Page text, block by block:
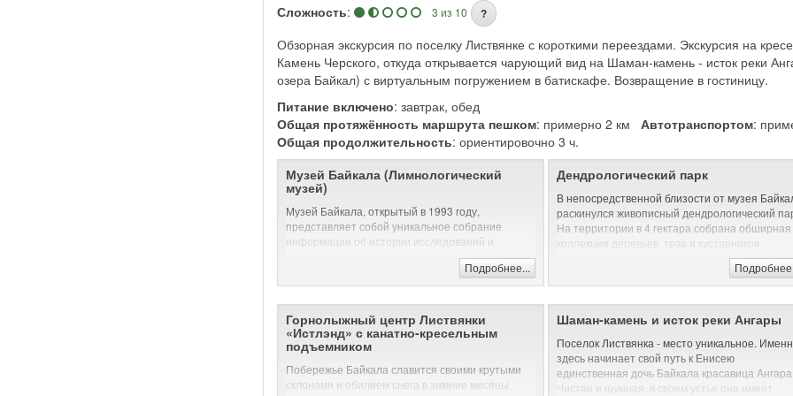
Автомобильная и/или пешая экскурсия (музеи)
Автомобильная и/или пешая экскурсия (на
Сложность: 3 из 10 ?
Обзорная экскурсия по поселку Листвянке с короткими переездами. Экскурсия на
Камень Черского, откуда открывается чарующий вид на Шаман-камень - исток реки
озера Байкал) с виртуальным погружением в батискафе. Возвращение в гостиницу.
Питание включено: завтрак, обед
Общая протяжённость маршрута пешком: примерно 2 км Автотранспортом:
Общая продолжительность: ориентировочно 3 ч.
Музей Байкала (Лимнологический
музей)
Музей Байкала, открытый в 1993 году,
представляет собой уникальное собрание
информации об истории исследований и
природе озера. Первые экспонаты музея
относятся к далекому 1925 году: именно в это
время была основана Байкальская экспедиция
РАН. И вот уже более 90 лет коллекция
регулярно пополняется различными
материалами, связанными с флорой и фауной
Байкала, а также с предметами культуры
Сотрудники музея принимают деятельное
Подробнее...
Дендрологический парк
В непосредственной близости от музея
раскинулся живописный дендрологический
На территории в 4 гектара собрана обширная
коллекция деревьев, трав и кустарников,
произрастающих в Прибайкалье. Для
передвижения по территории дендропарка
сооружены специальные деревянные
поручнями, приподнятые над землей,
смотровые площадки и беседки для лекций.
растениям.
Автомобильная и/или пешая экскурсия (на
Горнолыжный центр Листвянки
«Истлэнд» с канатно-кресельным
подъемником
Побережье Байкала славится своими крутыми
склонами и обилием снега в зимние месяцы.
Шаман-камень и исток реки Ангары
Поселок Листвянка - место уникальное.
здесь начинает свой путь к Енисею
единственная дочь Байкала красавица Ангара.
Чистая и шумная, в своем устье она имеет